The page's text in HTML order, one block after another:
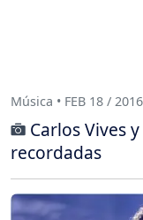
Música • FEB 18 / 2016
Carlos Vives
recordadas